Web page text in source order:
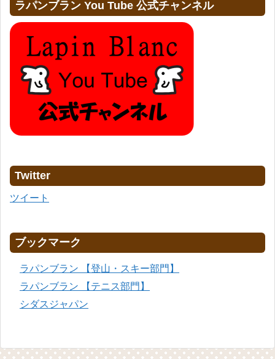
ラパンブラン You Tube 公式チャンネル
Twitter
ツイート
ブックマーク
ラパンブラン 【登山・スキー部門】
ラパンブラン 【テニス部門】
シダスジャパン